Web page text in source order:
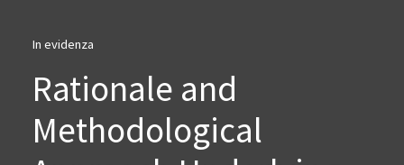
In evidenza
Rationale and
Methodological